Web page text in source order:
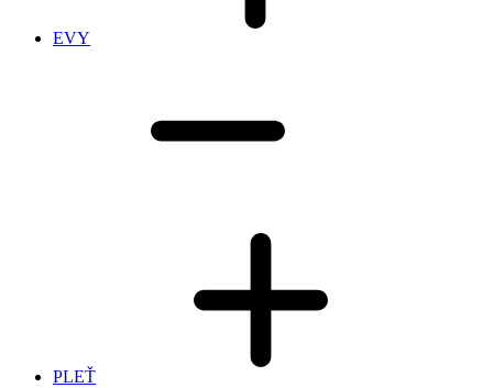
EVY
PLEŤ